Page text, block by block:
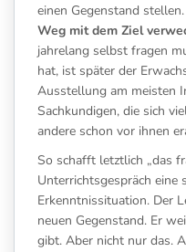
einen Gegenstand stellen.
Weg mit dem Ziel
jahrelang selbst fragen
hat, ist später der
Ausstellung am meisten
Sachkundigen, die sich
andere schon vor ihnen
So schafft letztlich „das
Unterrichtsgespräch eine
Erkenntnissituation. Der
neuen Gegenstand. Er
gibt. Aber nicht nur das.